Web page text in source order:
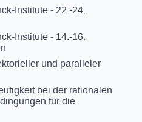
Institute - 22.-24.
Institute - 14.-16.
und paralleler
bei der rationalen
für die